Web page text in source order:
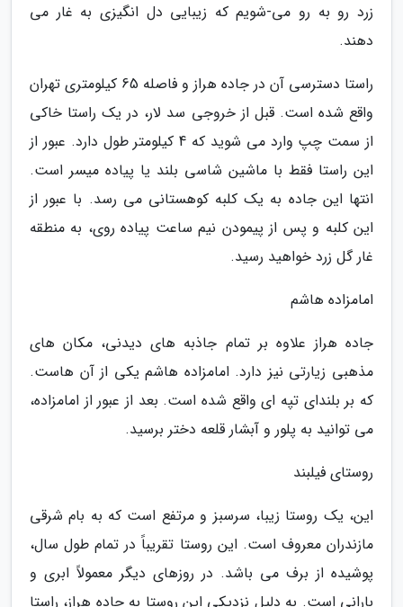
زرد رو به رو می-شویم که زیبایی دل انگیزی به غار می
دهند.
راستا دسترسی آن در جاده هراز و فاصله 65 کیلومتری تهران
واقع شده است. قبل از خروجی سد لار، در یک راستا خاکی
از سمت چپ وارد می شوید که 4 کیلومتر طول دارد. عبور از
این راستا فقط با ماشین شاسی بلند یا پیاده میسر است.
انتها این جاده به یک کلبه کوهستانی می رسد. با عبور از
این کلبه و پس از پیمودن نیم ساعت پیاده روی، به منطقه
غار گل زرد خواهید رسید.
امامزاده هاشم
جاده هراز علاوه بر تمام جاذبه های دیدنی، مکان های
مذهبی زیارتی نیز دارد. امامزاده هاشم یکی از آن هاست.
که بر بلندای تپه ای واقع شده است. بعد از عبور از امامزاده،
می توانید به پلور و آبشار قلعه دختر برسید.
روستای فیلبند
این، یک روستا زیبا، سرسبز و مرتفع است که به بام شرقی
مازندران معروف است. این روستا تقریباً در تمام طول سال،
پوشیده از برف می باشد. در روزهای دیگر معمولاً ابری و
بارانی است. به دلیل نزدیکی این روستا به جاده هراز، راستا